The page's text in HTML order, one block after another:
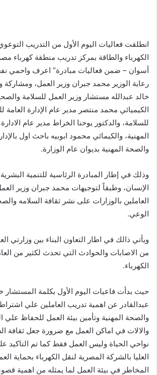
انطلقت فعاليات اليوم الأول من التدريب
الكهرباء والطاقة بمركز تدريب منطقة كهرباء
أسوان – ضمن فعاليات مبادرة” اعرف واحمي
رعاية الوزير محمد جبران وزير العمل،
خالد عبدالله مستشار وزير العمل للسلامة
الكيميائي محمد منتصر مدير عام الإدارة العامة
للسلامة، والدكتور يوحنا الخراط مدير عام
المهنية، والكيمائي محمود ابوبيه باحث اول
والصحة المهنية بديوان عام الوزارة.
وذلك في إطار المبادرة الرئاسية للتنمية البشرية
الإنسان، وطبقاً لتوجيهات محمد جبران وزير
العاملين بالوزارات على نشر ثقافة السلامه
الوعي.
ويأتي ذالك في اطار التعاون البناء بين وزارتي
من الاصابات والحوادث التي تحدث لكثير من
الكهرباء.
حيث بدأت فاعيات اليوم الأول بكلمة المستشار
عبدالقادر عن اهمية تدريب العاملين علي
والصحة المهنية وتأمين بيئة العمل للحفاظ علي
والالات في اماكن العمل مع ضرورة جعل ثقافة
نواحي الحياة وليس العمل فقط كما تم التاكيد
العليا بالشركة المصرية لنقل الكهرباء بحماية
المخاطر في بيئة العمل لما يمثله من اهمية